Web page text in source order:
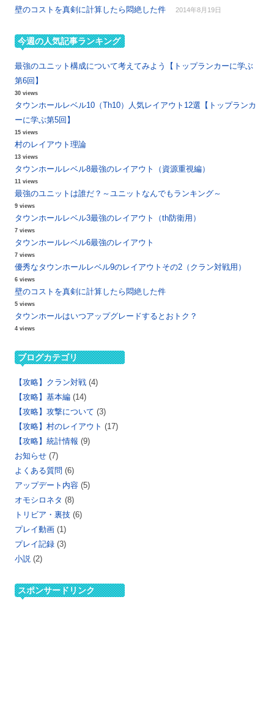
壁のコストを真剣に計算したら悶絶した件 2014年8月19日
今週の人気記事ランキング
最強のユニット構成について考えてみよう【トップランカーに学ぶ
第6回】
30 views
タウンホールレベル10（Th10）人気レイアウト12選【トップランカ
ーに学ぶ第5回】
15 views
村のレイアウト理論
13 views
タウンホールレベル8最強のレイアウト（資源重視編）
11 views
最強のユニットは誰だ？～ユニットなんでもランキング～
9 views
タウンホールレベル3最強のレイアウト（th防衛用）
7 views
タウンホールレベル6最強のレイアウト
7 views
優秀なタウンホールレベル9のレイアウトその2（クラン対戦用）
6 views
壁のコストを真剣に計算したら悶絶した件
5 views
タウンホールはいつアップグレードするとおトク？
4 views
ブログカテゴリ
【攻略】クラン対戦 (4)
【攻略】基本編 (14)
【攻略】攻撃について (3)
【攻略】村のレイアウト (17)
【攻略】統計情報 (9)
お知らせ (7)
よくある質問 (6)
アップデート内容 (5)
オモシロネタ (8)
トリビア・裏技 (6)
プレイ動画 (1)
プレイ記録 (3)
小説 (2)
スポンサードリンク